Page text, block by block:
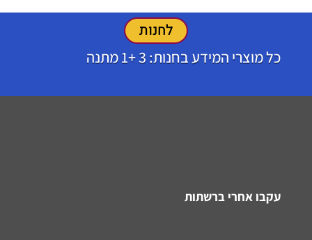
לחנות
כל מוצרי המידע בחנות: 3 +1 מתנה
עקבו אחרי ברשתות